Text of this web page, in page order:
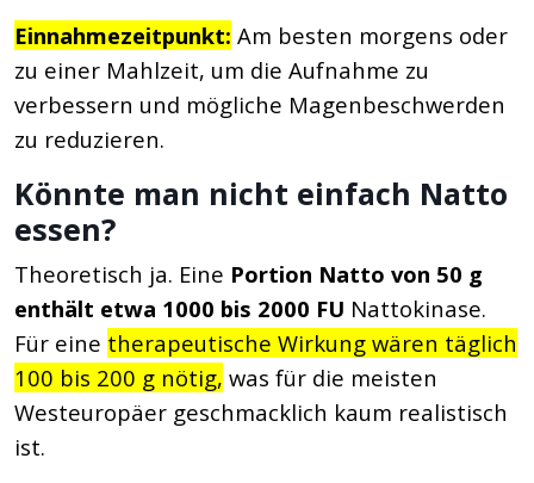
Einnahmezeitpunkt: Am besten morgens oder
zu einer Mahlzeit, um die Aufnahme zu
verbessern und mögliche Magenbeschwerden
zu reduzieren.
Könnte man nicht einfach Natto
essen?
Theoretisch ja. Eine Portion Natto von 50 g
enthält etwa 1000 bis 2000 FU Nattokinase.
Für eine therapeutische Wirkung wären täglich
100 bis 200 g nötig, was für die meisten
Westeuropäer geschmacklich kaum realistisch
ist.